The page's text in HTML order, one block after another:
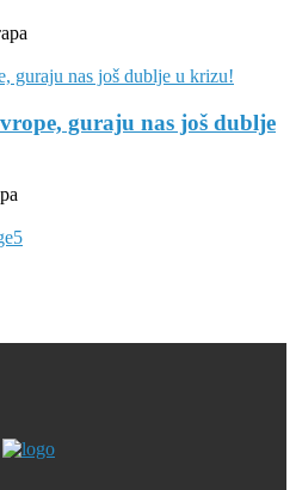
guraju nas još dublje
5